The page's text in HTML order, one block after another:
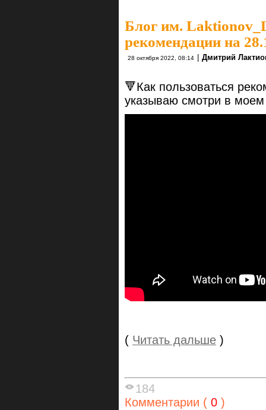
Блог им.
рекомендации на
28 октября 2022, 08:14 | Дмитрий
🔻Как пользоваться
указываю смотри в
( Читать дальше )
184
Комментарии ( 0 )